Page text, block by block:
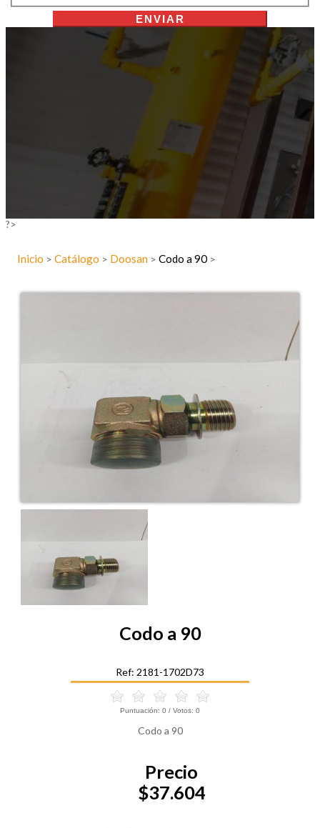
ENVIAR
?>
Inicio > Catálogo > Doosan > Codo a 90 >
Codo a 90
Ref: 2181-1702D73
Puntuación: 0 / Votos: 0
Codo a 90
Precio
$37.604